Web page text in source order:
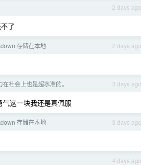
2 days ago
了
2 days ago
存储在本地
3 days ago
社会上也是超水准的。
这一块我还是真佩服
3 days ago
存储在本地
4 days ago